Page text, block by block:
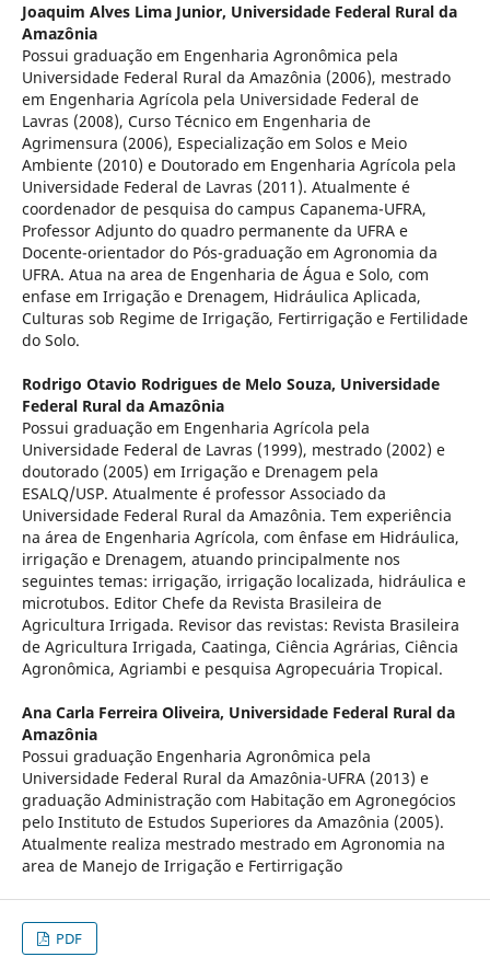
Joaquim Alves Lima Junior, Universidade Federal Rural da
Amazônia
Possui graduação em Engenharia Agronômica pela
Universidade Federal Rural da Amazônia (2006), mestrado
em Engenharia Agrícola pela Universidade Federal de
Lavras (2008), Curso Técnico em Engenharia de
Agrimensura (2006), Especialização em Solos e Meio
Ambiente (2010) e Doutorado em Engenharia Agrícola pela
Universidade Federal de Lavras (2011). Atualmente é
coordenador de pesquisa do campus Capanema-UFRA,
Professor Adjunto do quadro permanente da UFRA e
Docente-orientador do Pós-graduação em Agronomia da
UFRA. Atua na area de Engenharia de Água e Solo, com
enfase em Irrigação e Drenagem, Hidráulica Aplicada,
Culturas sob Regime de Irrigação, Fertirrigação e Fertilidade
do Solo.
Rodrigo Otavio Rodrigues de Melo Souza, Universidade
Federal Rural da Amazônia
Possui graduação em Engenharia Agrícola pela
Universidade Federal de Lavras (1999), mestrado (2002) e
doutorado (2005) em Irrigação e Drenagem pela
ESALQ/USP. Atualmente é professor Associado da
Universidade Federal Rural da Amazônia. Tem experiência
na área de Engenharia Agrícola, com ênfase em Hidráulica,
irrigação e Drenagem, atuando principalmente nos
seguintes temas: irrigação, irrigação localizada, hidráulica e
microtubos. Editor Chefe da Revista Brasileira de
Agricultura Irrigada. Revisor das revistas: Revista Brasileira
de Agricultura Irrigada, Caatinga, Ciência Agrárias, Ciência
Agronômica, Agriambi e pesquisa Agropecuária Tropical.
Ana Carla Ferreira Oliveira, Universidade Federal Rural da
Amazônia
Possui graduação Engenharia Agronômica pela
Universidade Federal Rural da Amazônia-UFRA (2013) e
graduação Administração com Habitação em Agronegócios
pelo Instituto de Estudos Superiores da Amazônia (2005).
Atualmente realiza mestrado mestrado em Agronomia na
area de Manejo de Irrigação e Fertirrigação
PDF